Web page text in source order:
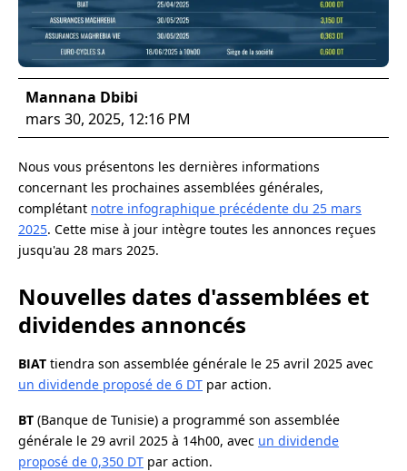
Mannana Dbibi
mars 30, 2025, 12:16 PM
Nous vous présentons les dernières informations
concernant les prochaines assemblées générales,
complétant notre infographique précédente du 25 mars
2025. Cette mise à jour intègre toutes les annonces reçues
jusqu'au 28 mars 2025.
Nouvelles dates d'assemblées et
dividendes annoncés
BIAT tiendra son assemblée générale le 25 avril 2025 avec
un dividende proposé de 6 DT par action.
BT (Banque de Tunisie) a programmé son assemblée
générale le 29 avril 2025 à 14h00, avec un dividende
proposé de 0,350 DT par action.